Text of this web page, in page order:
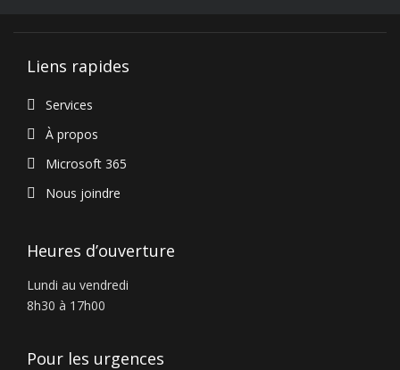
Liens rapides
Services
À propos
Microsoft 365
Nous joindre
Heures d’ouverture
Lundi au vendredi
8h30 à 17h00
Pour les urgences